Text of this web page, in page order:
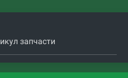
запчасти